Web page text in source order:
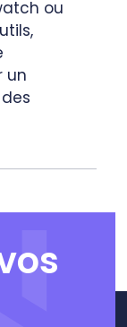
ou
un